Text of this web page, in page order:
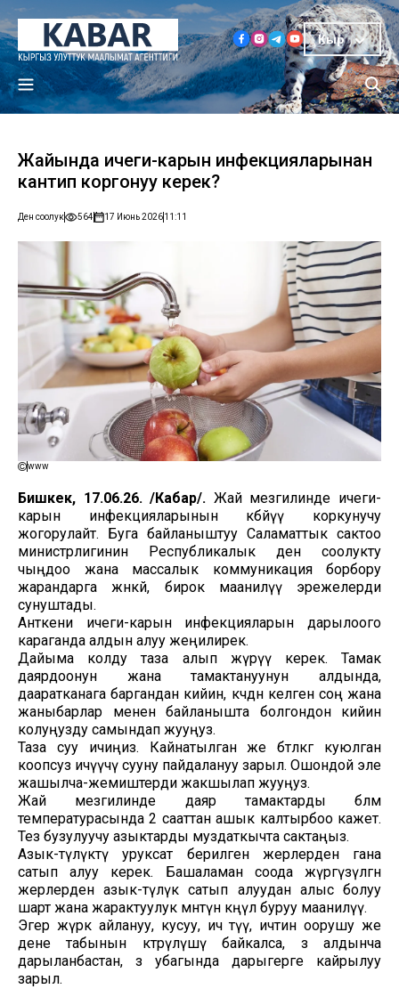
Кыр
Жайында ичеги-карын инфекцияларынан
кантип коргонуу керек?
Ден соолук 564 17 Июнь 202611:11
www
Бишкек, 17.06.26. /Кабар/. Жай мезгилинде ичеги-
карын инфекцияларынын көбөйүү коркунучу
жогорулайт. Буга байланыштуу Саламаттык сактоо
министрлигинин Республикалык ден соолукту
чыңдоо жана массалык коммуникация борбору
жарандарга жөнөкөй, бирок маанилүү эрежелерди
сунуштады.
Анткени ичеги-карын инфекцияларын дарылоого
караганда алдын алуу жеңилирек.
Дайыма колду таза алып жүрүү керек. Тамак
даярдоонун жана тамактануунун алдында,
дааратканага баргандан кийин, көчөдөн келген соң жана
жаныбарлар менен байланышта болгондон кийин
колуңузду самындап жууңуз.
Таза суу ичиңиз. Кайнатылган же бөтөлкөгө куюлган
коопсуз ичүүчү сууну пайдалануу зарыл. Ошондой эле
жашылча-жемиштерди жакшылап жууңуз.
Жай мезгилинде даяр тамактарды бөлмө
температурасында 2 сааттан ашык калтырбоо кажет.
Тез бузулуучу азыктарды муздаткычта сактаңыз.
Азык-түлүктү уруксат берилген жерлерден гана
сатып алуу керек. Башаламан соода жүргүзүлгөн
жерлерден азык-түлүк сатып алуудан алыс болуу
шарт жана жарактуулук мөөнөтүнө көңүл буруу маанилүү.
Эгер жүрөк айлануу, кусуу, ич өтүү, ичтин оорушу же
дене табынын көтөрүлүшү байкалса, өз алдынча
дарыланбастан, өз убагында дарыгерге кайрылуу
зарыл.